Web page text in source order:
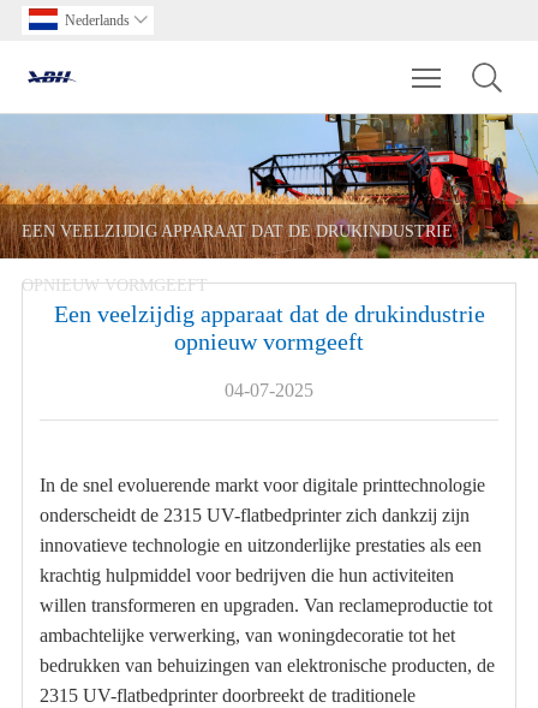
Nederlands 
Toggle
EEN VEELZIJDIG APPARAAT DAT DE DRUKINDUSTRIE
OPNIEUW VORMGEEFT
Een veelzijdig apparaat dat de drukindustrie
opnieuw vormgeeft
04-07-2025
In de snel evoluerende markt voor digitale printtechnologie
onderscheidt de 2315 UV-flatbedprinter zich dankzij zijn
innovatieve technologie en uitzonderlijke prestaties als een
krachtig hulpmiddel voor bedrijven die hun activiteiten
willen transformeren en upgraden. Van reclameproductie tot
ambachtelijke verwerking, van woningdecoratie tot het
bedrukken van behuizingen van elektronische producten, de
2315 UV-flatbedprinter doorbreekt de traditionele